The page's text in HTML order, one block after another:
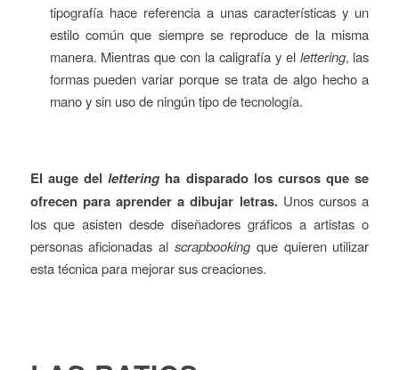
tipografía hace referencia a unas características y un
estilo común que siempre se reproduce de la misma
manera. Mientras que con la caligrafía y el lettering, las
formas pueden variar porque se trata de algo hecho a
mano y sin uso de ningún tipo de tecnología.
El auge del lettering ha disparado los cursos que se
ofrecen para aprender a dibujar letras.Unos cursos a
los que asisten desde diseñadores gráficos a artistas o
personas aficionadas al scrapbooking que quieren utilizar
esta técnica para mejorar sus creaciones.